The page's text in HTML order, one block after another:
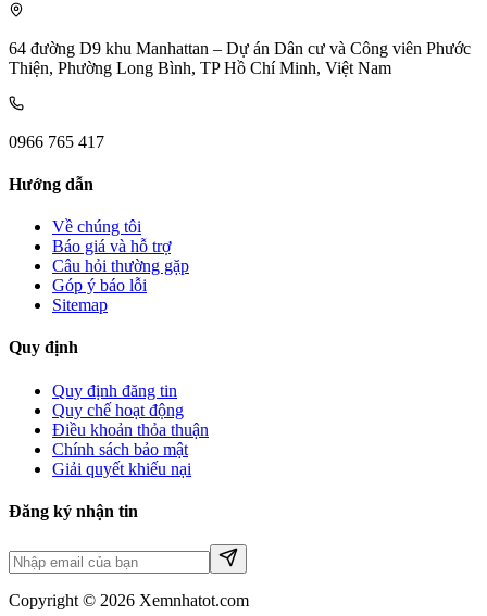
64 đường D9 khu Manhattan – Dự án Dân cư và Công viên Phước
Thiện, Phường Long Bình, TP Hồ Chí Minh, Việt Nam
0966 765 417
Hướng dẫn
Về chúng tôi
Báo giá và hỗ trợ
Câu hỏi thường gặp
Góp ý báo lỗi
Sitemap
Quy định
Quy định đăng tin
Quy chế hoạt động
Điều khoản thỏa thuận
Chính sách bảo mật
Giải quyết khiếu nại
Đăng ký nhận tin
Copyright © 2026 Xemnhatot.com